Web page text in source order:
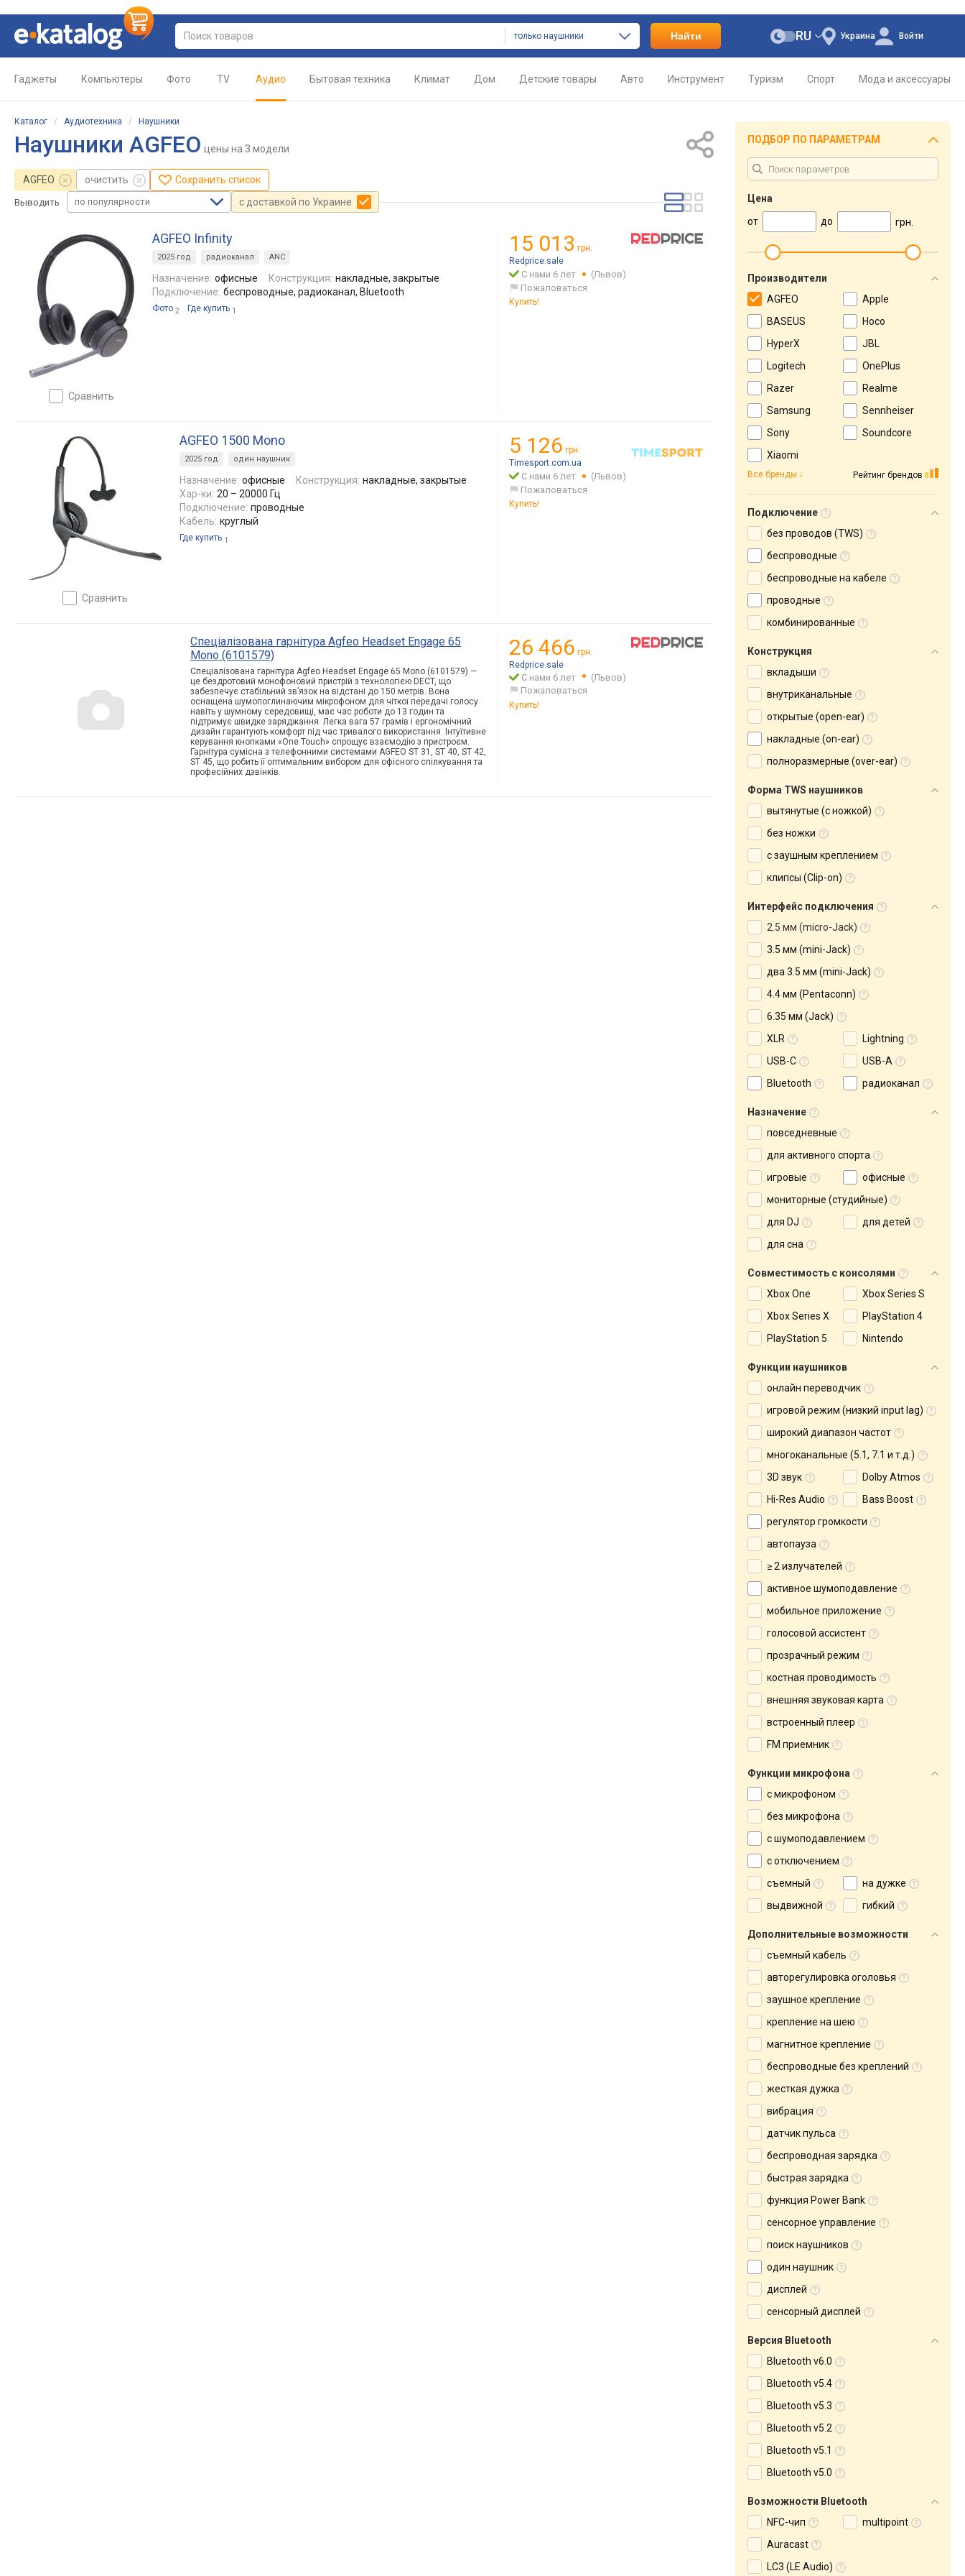
только наушники Найти Украина
RU Войти
Гаджеты Компьютеры Фото TV Аудио Бытовая техника Климат Дом Детские товары Авто Инструмент Туризм Спорт Мода и аксессуары
Каталог / Аудиотехника / Наушники
Наушники AGFEO цены на 3 модели
AGFEO очистить Сохранить список
Выводить по популярности с доставкой по Украине
сравнить
AGFEO Infinity
2025 год радиоканал ANC
Назначение: офисные Конструкция: накладные, закрытые
Подключение: беспроводные, радиоканал, Bluetooth
Фото 2 Где купить 1
15 013 грн.
Redprice.sale
С нами 6 лет
(Львов)
Пожаловаться
Купить!
сравнить
AGFEO 1500 Mono
2025 год один наушник
Назначение: офисные Конструкция: накладные, закрытые
Хар-ки: 20 – 20000 Гц
Подключение: проводные
Кабель: круглый
Где купить 1
5 126 грн.
Timesport.com.ua
С нами 6 лет
(Львов)
Пожаловаться
Купить!
Спеціалізована гарнітура Agfeo Headset Engage 65
Mono (6101579)
Спеціалізована гарнітура Agfeo Headset Engage 65 Mono (6101579) —
це бездротовий монофоновий пристрій з технологією DECT, що
забезпечує стабільний зв’язок на відстані до 150 метрів. Вона
оснащена шумопоглинаючим мікрофоном для чіткої передачі голосу
навіть у шумному середовищі, має час роботи до 13 годин та
підтримує швидке заряджання. Легка вага 57 грамів і ергономічний
дизайн гарантують комфорт під час тривалого використання. Інтуїтивне
керування кнопками «One Touch» спрощує взаємодію з пристроєм.
Гарнітура сумісна з телефонними системами AGFEO ST 31, ST 40, ST 42,
ST 45, що робить її оптимальним вибором для офісного спілкування та
професійних дзвінків.
26 466 грн.
Redprice.sale
С нами 6 лет
(Львов)
Пожаловаться
Купить!
ПОДБОР ПО ПАРАМЕТРАМ
Цена
от
до грн.
Производители
AGFEO
Apple
BASEUS
Hoco
HyperX
JBL
Logitech
OnePlus
Razer
Realme
Samsung
Sennheiser
Sony
Soundcore
Xiaomi
Рейтинг брендов
Все бренды
Подключение
без проводов (TWS)
беспроводные
беспроводные на кабеле
проводные
комбинированные
Конструкция
вкладыши
внутриканальные
открытые (open-ear)
накладные (on-ear)
полноразмерные (over-ear)
Форма TWS наушников
вытянутые (с ножкой)
без ножки
с заушным креплением
клипсы (Clip-on)
Интерфейс подключения
2.5 мм (micro-Jack)
3.5 мм (mini-Jack)
два 3.5 мм (mini-Jack)
4.4 мм (Pentaconn)
6.35 мм (Jack)
XLR
Lightning
USB-C
USB-A
Bluetooth
радиоканал
Назначение
повседневные
для активного спорта
игровые
офисные
мониторные (студийные)
для DJ
для детей
для сна
Совместимость с консолями
Xbox One
Xbox Series S
Xbox Series X
PlayStation 4
PlayStation 5
Nintendo
Функции наушников
онлайн переводчик
игровой режим (низкий input lag)
широкий диапазон частот
многоканальные (5.1, 7.1 и т.д.)
3D звук
Dolby Atmos
Hi-Res Audio
Bass Boost
регулятор громкости
автопауза
≥ 2 излучателей
активное шумоподавление
мобильное приложение
голосовой ассистент
прозрачный режим
костная проводимость
внешняя звуковая карта
встроенный плеер
FM приемник
Функции микрофона
с микрофоном
без микрофона
с шумоподавлением
с отключением
съемный
на дужке
выдвижной
гибкий
Дополнительные возможности
съемный кабель
авторегулировка оголовья
заушное крепление
крепление на шею
магнитное крепление
беспроводные без креплений
жесткая дужка
вибрация
датчик пульса
беспроводная зарядка
быстрая зарядка
функция Power Bank
сенсорное управление
поиск наушников
один наушник
дисплей
сенсорный дисплей
Версия Bluetooth
Bluetooth v6.0
Bluetooth v5.4
Bluetooth v5.3
Bluetooth v5.2
Bluetooth v5.1
Bluetooth v5.0
Возможности Bluetooth
NFC-чип
multipoint
Auracast
LC3 (LE Audio)